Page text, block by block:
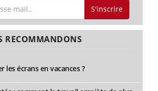
S'inscrire
RECOMMANDONS
les écrans en vacances ?